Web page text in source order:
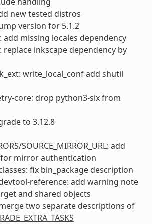
new tested distros
version for 5.1.2
add missing locales dependency
replace inkscape dependency by
write_local_conf add shutil
core: drop python3-six from
to 3.12.8
SOURCE_MIRROR_URL: add
mirror authentication
fix bin_package description
reference: add warning note
and shared objects
two separate descriptions of